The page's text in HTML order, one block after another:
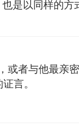
是以同样的方
者与他最亲
言。